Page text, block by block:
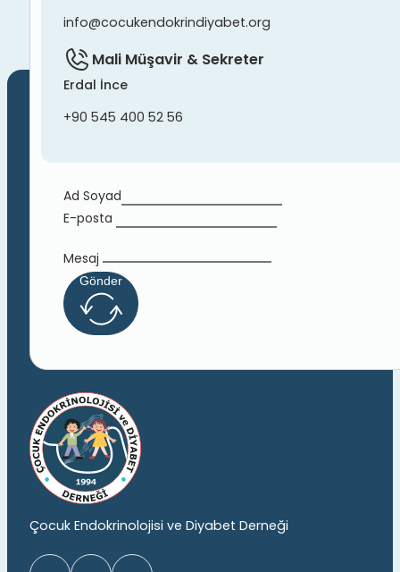
info@cocukendokrindiyabet.org
Mali Müşavir & Sekreter
Erdal İnce
+90 545 400 52 56
Ad Soyad
E-posta
Mesaj
Gönder
Çocuk Endokrinolojisi ve Diyabet Derneği